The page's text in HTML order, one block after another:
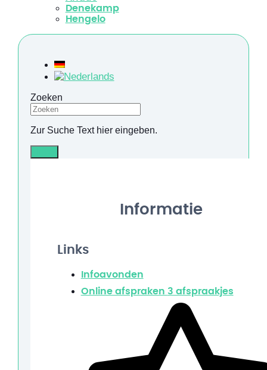
Denekamp
Hengelo
Zoeken
Zur Suche Text hier eingeben.
Informatie
Links
Infoavonden
Online afspraken 3 afspraakjes